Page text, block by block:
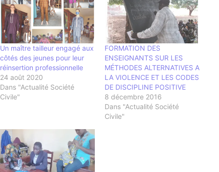
Un maître tailleur engagé aux
côtés des jeunes pour leur
réinsertion professionnelle
24 août 2020
Dans "Actualité Société
Civile"
FORMATION DES
ENSEIGNANTS SUR LES
MÉTHODES ALTERNATIVES A
LA VIOLENCE ET LES CODES
DE DISCIPLINE POSITIVE
8 décembre 2016
Dans "Actualité Société
Civile"